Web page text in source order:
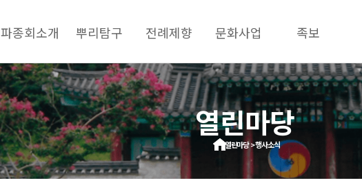
파종회소개 뿌리탐구 전례제향 문화사업 족보
열린마당
열린마당 > 행사소식